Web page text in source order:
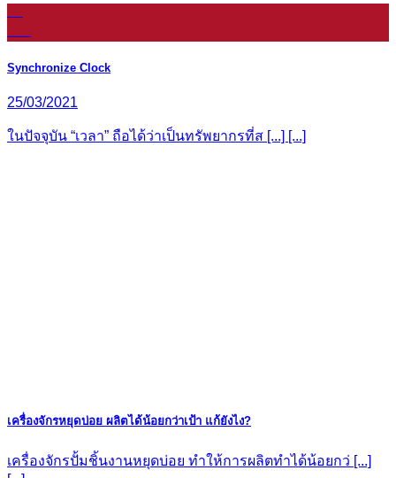
Synchronize Clock
25/03/2021
ในปัจจุบัน “เวลา” ถือได้ว่าเป็นทรัพยากรที่ส [...] [...]
เครื่องจักรหยุดบ่อย ผลิตได้น้อยกว่าเป้า แก้ยังไง?
เครื่องจักรปั้มชิ้นงานหยุดบ่อย ทำให้การผลิตทำได้น้อยกว่ [...]